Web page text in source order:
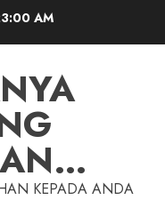
AM
KEPADA ANDA